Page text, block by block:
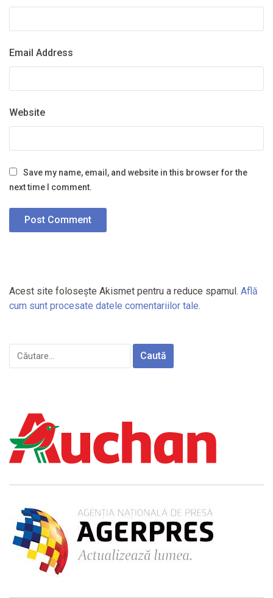
Email Address
Website
Save my name, email, and website in this browser for the
next time I comment.
Acest site folosește Akismet pentru a reduce spamul. Află
cum sunt procesate datele comentariilor tale.
Caută
după: